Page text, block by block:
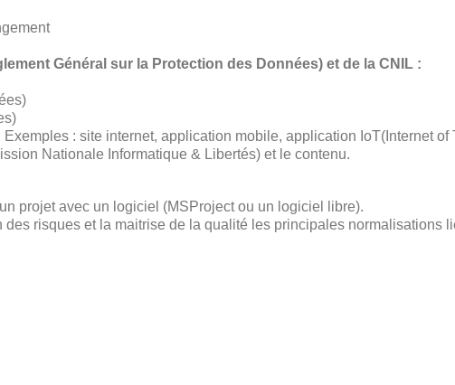
Général sur la Protection des Données) et de la CNIL :
: site internet, application mobile, application IoT(Internet of
Nationale Informatique & Libertés) et le contenu.
projet avec un logiciel (MSProject ou un logiciel libre).
des risques et la maitrise de la qualité les principales normalisations